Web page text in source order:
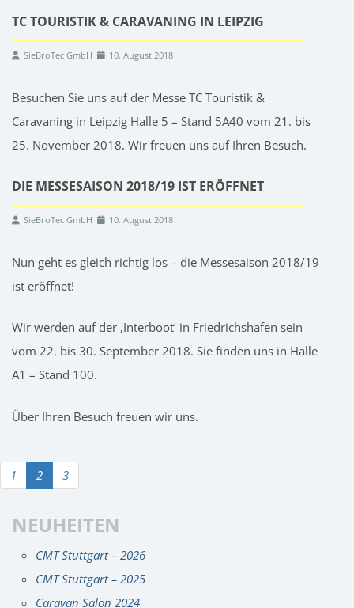
TC TOURISTIK & CARAVANING IN LEIPZIG
SieBroTec GmbH 10. August 2018
Besuchen Sie uns auf der Messe TC Touristik &
Caravaning in Leipzig Halle 5 – Stand 5A40 vom 21. bis
25. November 2018. Wir freuen uns auf Ihren Besuch.
DIE MESSESAISON 2018/19 IST ERÖFFNET
SieBroTec GmbH 10. August 2018
Nun geht es gleich richtig los – die Messesaison 2018/19
ist eröffnet!
Wir werden auf der ‚Interboot‘ in Friedrichshafen sein
vom 22. bis 30. September 2018. Sie finden uns in Halle
A1 – Stand 100.
Über Ihren Besuch freuen wir uns.
1 2 3
NEUHEITEN
CMT Stuttgart – 2026
CMT Stuttgart – 2025
Caravan Salon 2024